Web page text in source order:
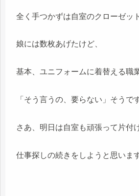
全く手つかずは自室のクローゼット
娘には数枚あげたけど、
基本、ユニフォームに着替える職
「そう言うの、要らない」そうで
さあ、明日は自室も頑張って片付
仕事探しの続きをしようと思います